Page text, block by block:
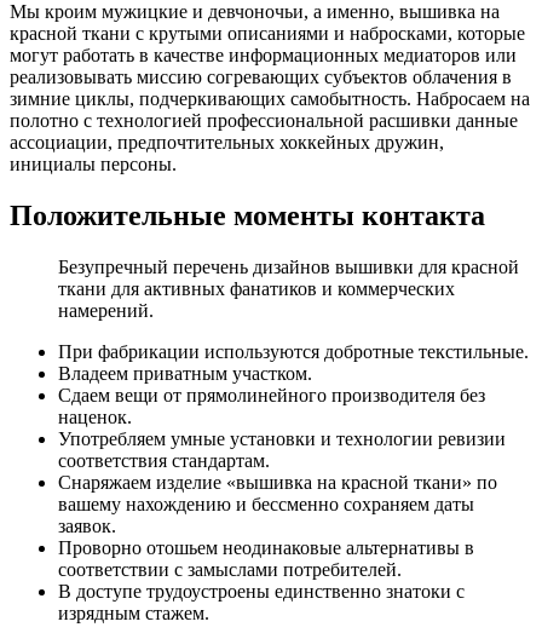
Мы кроим мужицкие и девчоночьи, а именно, вышивка на
красной ткани с крутыми описаниями и набросками, которые
могут работать в качестве информационных медиаторов или
реализовывать миссию согревающих субъектов облачения в
зимние циклы, подчеркивающих самобытность. Набросаем на
полотно с технологией профессиональной расшивки данные
ассоциации, предпочтительных хоккейных дружин,
инициалы персоны.
Положительные моменты контакта
Безупречный перечень дизайнов вышивки для красной
ткани для активных фанатиков и коммерческих
намерений.
При фабрикации используются добротные текстильные.
Владеем приватным участком.
Сдаем вещи от прямолинейного производителя без
наценок.
Употребляем умные установки и технологии ревизии
соответствия стандартам.
Снаряжаем изделие «вышивка на красной ткани» по
вашему нахождению и бессменно сохраняем даты
заявок.
Проворно отошьем неодинаковые альтернативы в
соответствии с замыслами потребителей.
В доступе трудоустроены единственно знатоки с
изрядным стажем.